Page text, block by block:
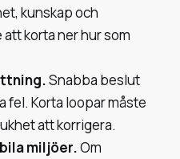
kunskap och
korta ner hur som
Snabba beslut
fel. Korta loopar måste
att korrigera.
miljöer.Om